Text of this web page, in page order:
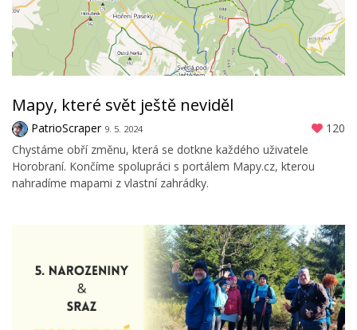
Mapy, které svět ještě neviděl
PatrioScraper 9. 5. 2024
120
Chystáme obří změnu, která se dotkne každého uživatele
Horobraní. Končíme spolupráci s portálem Mapy.cz, kterou
nahradíme mapami z vlastní zahrádky.